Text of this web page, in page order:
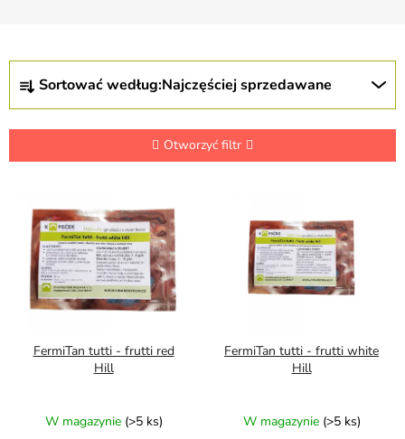
S
r
t
w
Sortować według:Najczęściej sprzedawane
Otworzyć filtr
FermiTan tutti - frutti red
Hill
W magazynie (>5 ks)
FermiTan tutti - frutti white
Hill
W magazynie (>5 ks)